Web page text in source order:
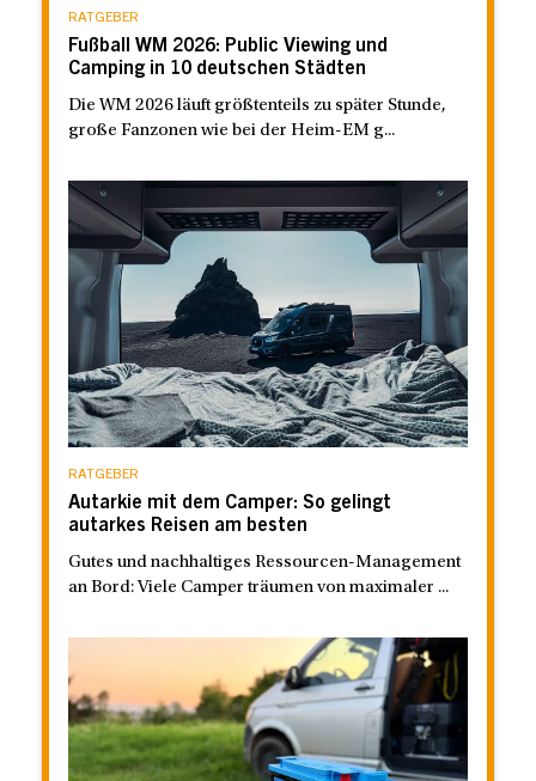
RATGEBER
Fußball WM 2026: Public Viewing und
Camping in 10 deutschen Städten
Die WM 2026 läuft größtenteils zu später Stunde,
große Fanzonen wie bei der Heim-EM g...
RATGEBER
Autarkie mit dem Camper: So gelingt
autarkes Reisen am besten
Gutes und nachhaltiges Ressourcen-Management
an Bord: Viele Camper träumen von maximaler ...